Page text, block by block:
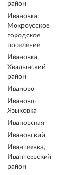
район
Ивановка,
Мокроусское
городское
поселение
Ивановка,
Хвалынский
район
Иваново
Иваново-
Языковка
Ивановская
Ивановский
Ивантеевка,
Ивантеевский
район